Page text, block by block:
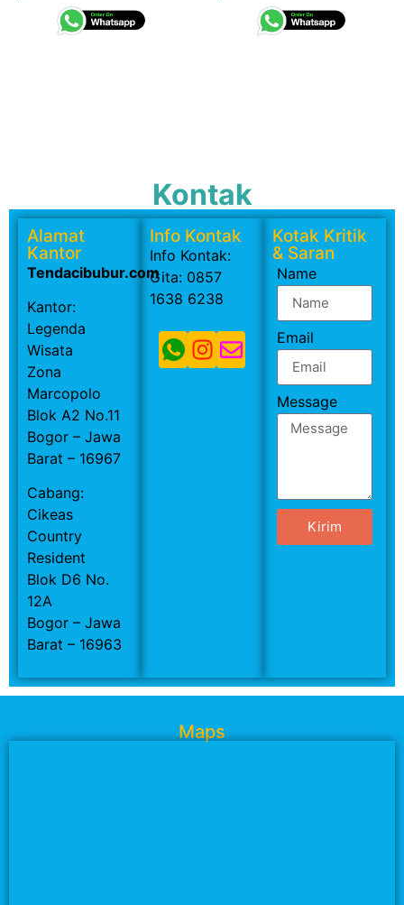
Kontak
Alamat
Kantor
Tendacibubur.com
Kantor:
Legenda
Wisata
Zona
Marcopolo
Blok A2 No.11
Bogor – Jawa
Barat – 16967
Cabang:
Cikeas
Country
Resident
Blok D6 No.
12A
Bogor – Jawa
Barat – 16963
Info Kontak
Info Kontak:
Gita: 0857
1638 6238
Kotak Kritik
& Saran
Name
Email
Message
Kirim
Maps